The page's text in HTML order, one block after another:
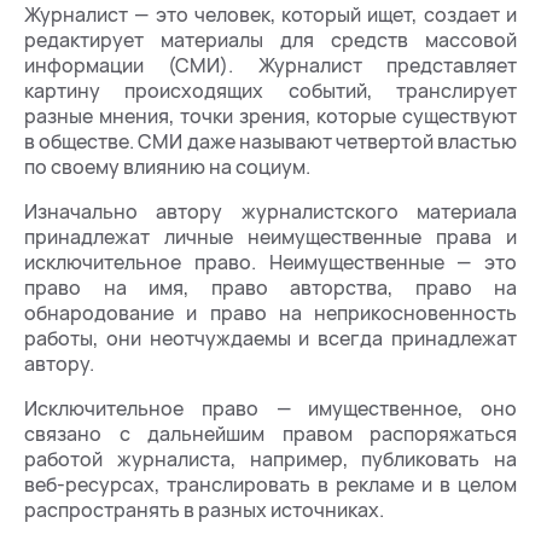
Журналист — это человек, который ищет, создает и
редактирует материалы для средств массовой
информации (СМИ). Журналист представляет
картину происходящих событий, транслирует
разные мнения, точки зрения, которые существуют
в обществе. СМИ даже называют четвертой властью
по своему влиянию на социум.
Изначально автору журналистского материала
принадлежат личные неимущественные права и
исключительное право. Неимущественные — это
право на имя, право авторства, право на
обнародование и право на неприкосновенность
работы, они неотчуждаемы и всегда принадлежат
автору.
Исключительное право — имущественное, оно
связано с дальнейшим правом распоряжаться
работой журналиста, например, публиковать на
веб-ресурсах, транслировать в рекламе и в целом
распространять в разных источниках.